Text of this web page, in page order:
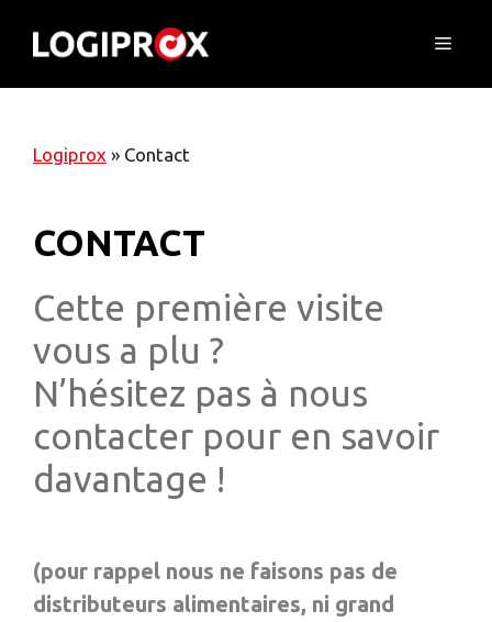
Menu
Logiprox » Contact
CONTACT
Cette première visite
vous a plu ?
N’hésitez pas à nous
contacter pour en savoir
davantage !
(pour rappel nous ne faisons pas de
distributeurs alimentaires, ni grand